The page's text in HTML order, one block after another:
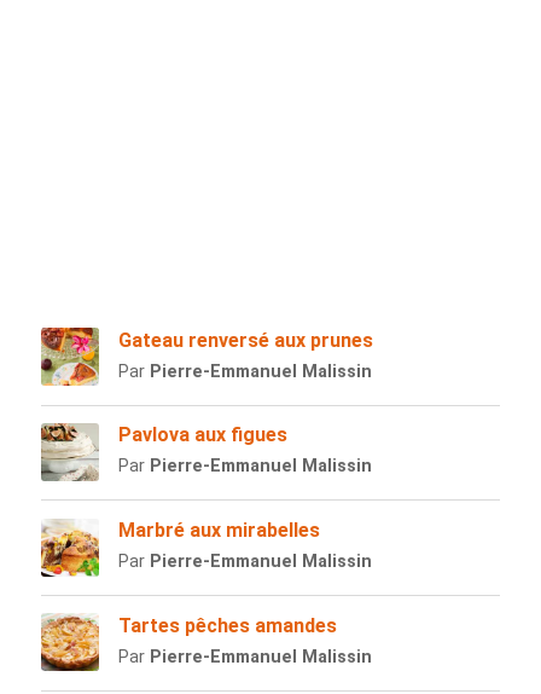
Gateau renversé aux prunes
Par Pierre-Emmanuel Malissin
Pavlova aux figues
Par Pierre-Emmanuel Malissin
Marbré aux mirabelles
Par Pierre-Emmanuel Malissin
Tartes pêches amandes
Par Pierre-Emmanuel Malissin